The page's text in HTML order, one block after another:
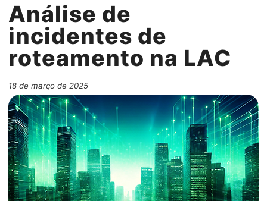
Análise de
incidentes de
roteamento na LAC
18 de março de 2025